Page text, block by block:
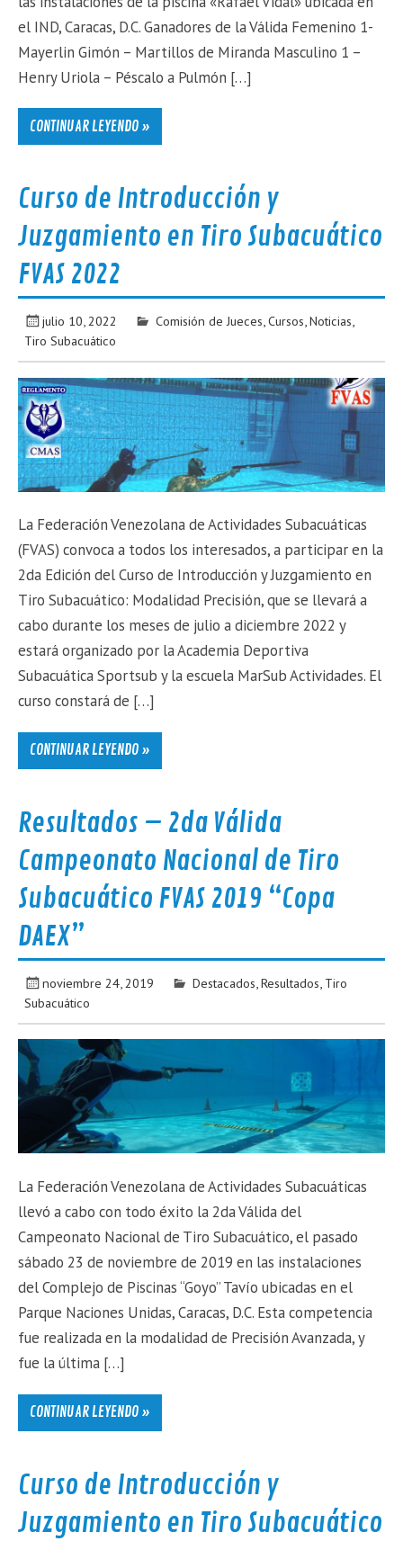
el IND, Caracas, D.C. Ganadores de la Válida Femenino 1-
Mayerlin Gimón – Martillos de Miranda Masculino 1 –
Henry Uriola – Péscalo a Pulmón […]
CONTINUAR LEYENDO »
Curso de Introducción y
Juzgamiento en Tiro Subacuático
FVAS 2022
julio 10, 2022 Comisión de Jueces,Cursos,Noticias,
Tiro Subacuático
La Federación Venezolana de Actividades Subacuáticas
(FVAS) convoca a todos los interesados, a participar en la
2da Edición del Curso de Introducción y Juzgamiento en
Tiro Subacuático: Modalidad Precisión, que se llevará a
cabo durante los meses de julio a diciembre 2022 y
estará organizado por la Academia Deportiva
Subacuática Sportsub y la escuela MarSub Actividades. El
curso constará de […]
CONTINUAR LEYENDO »
Resultados – 2da Válida
Campeonato Nacional de Tiro
Subacuático FVAS 2019 “Copa
DAEX”
noviembre 24, 2019 Destacados,Resultados, Tiro
Subacuático
La Federación Venezolana de Actividades Subacuáticas
llevó a cabo con todo éxito la 2da Válida del
Campeonato Nacional de Tiro Subacuático, el pasado
sábado 23 de noviembre de 2019 en las instalaciones
del Complejo de Piscinas “Goyo” Tavío ubicadas en el
Parque Naciones Unidas, Caracas, D.C. Esta competencia
fue realizada en la modalidad de Precisión Avanzada, y
fue la última […]
CONTINUAR LEYENDO »
Curso de Introducción y
Juzgamiento en Tiro Subacuático